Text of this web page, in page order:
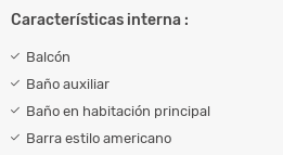
Características interna :
Balcón
Baño auxiliar
Baño en habitación principal
Barra estilo americano